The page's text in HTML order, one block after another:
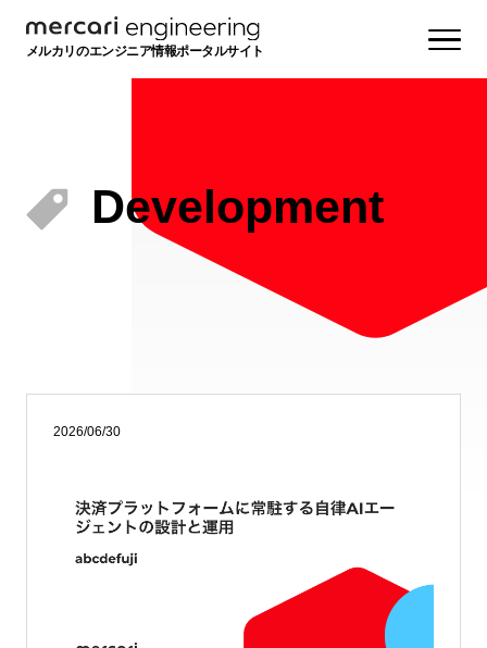
メルカリのエンジニア情報ポータルサイト
Development
2026/06/30